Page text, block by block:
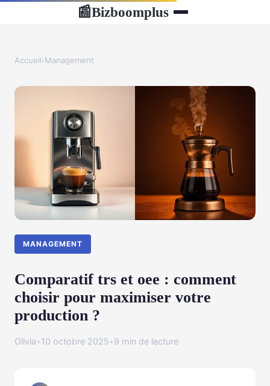
📰Bizboomplus
Accueil›Management
MANAGEMENT
Comparatif trs et oee : comment
choisir pour maximiser votre
production ?
Olivia•10 octobre 2025•9 min de lecture